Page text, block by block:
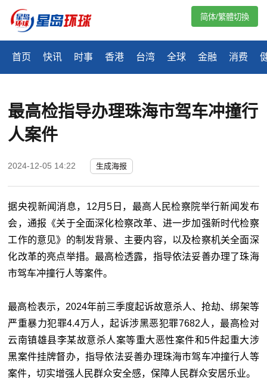
首页 快讯 时事 香港 台湾 全球 金融 消费
简体/繁體切換
最高检指导办理珠海市驾车冲撞行
人案件
2024-12-05 14:22 生成海报
据央视新闻消息，12月5日，最高人民检察院举行新闻发布
会，通报《关于全面深化检察改革、进一步加强新时代检察
工作的意见》的制发背景、主要内容，以及检察机关全面深
化改革的亮点举措。最高检透露，指导依法妥善办理了珠海
市驾车冲撞行人等案件。
最高检表示，2024年前三季度起诉故意杀人、抢劫、绑架等
严重暴力犯罪4.4万人，起诉涉黑恶犯罪7682人，最高检对
云南镇雄县李某故意杀人案等重大恶性案件和5件起重大涉
黑案件挂牌督办，指导依法妥善办理珠海市驾车冲撞行人等
案件，切实增强人民群众安全感，保障人民群众安居乐业。